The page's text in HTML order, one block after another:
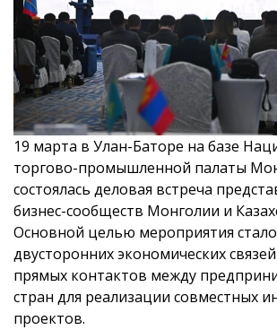
19 марта в Улан-Баторе на базе
торгово-промышленной палаты
состоялась деловая встреча
бизнес-сообществ Монголии и
Основной целью мероприятия
двусторонних экономических
прямых контактов между
стран для реализации совместных
проектов.